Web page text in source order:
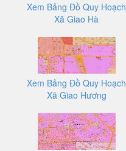
Xem Bảng Đồ Quy Hoạch
Xã Giao Hà
Xem Bảng Đồ Quy Hoạch
Xã Giao Hương